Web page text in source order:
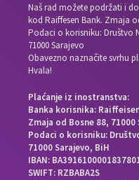
Naš rad možete podržati i
kod Raiffesen Bank. Zmaja
Podaci o korisniku: Društvo
71000 Sarajevo
Obavezno naznačite svrhu
Hvala!
Plaćanje iz inostranstva:
Banka korisnika:
Zmaja od Bosne 88, 71000
Podaci o korisniku:
71000 Sarajevo, BiH
IBAN:
SWIFT: RZBABA2S